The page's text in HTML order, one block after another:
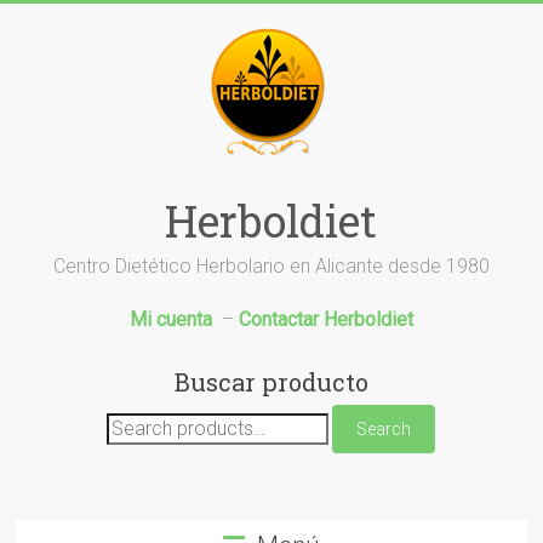
Herboldiet
Centro Dietético Herbolario en Alicante desde 1980
Mi cuenta – Contactar Herboldiet
Buscar producto
Search
for:
Search